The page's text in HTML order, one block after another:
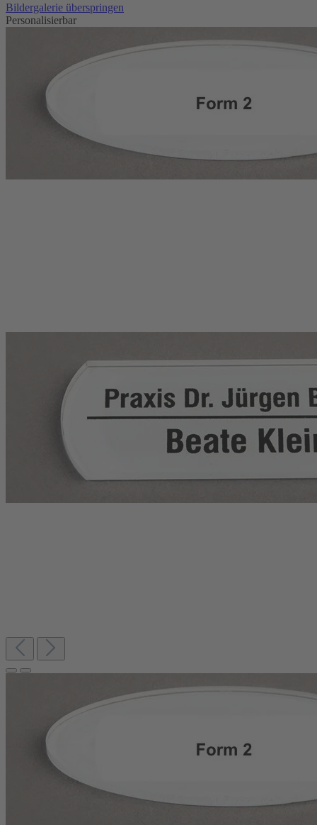
Bildergalerie überspringen
Personalisierbar